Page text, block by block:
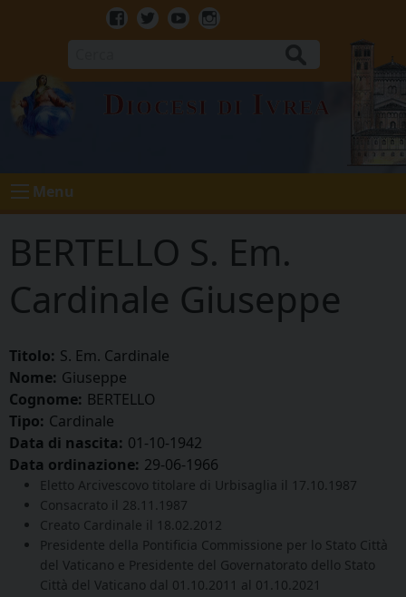
Facebook
TwitterYoutubeInstagram
Diocesi di Ivrea
Menu
BERTELLO S. Em.
Cardinale Giuseppe
Titolo: S. Em. Cardinale
Nome: Giuseppe
Cognome: BERTELLO
Tipo: Cardinale
Data di nascita: 01-10-1942
Data ordinazione: 29-06-1966
Eletto Arcivescovo titolare di Urbisaglia il 17.10.1987
Consacrato il 28.11.1987
Creato Cardinale il 18.02.2012
Presidente della Pontificia Commissione per lo Stato Città
del Vaticano e Presidente del Governatorato dello Stato
Città del Vaticano dal 01.10.2011 al 01.10.2021